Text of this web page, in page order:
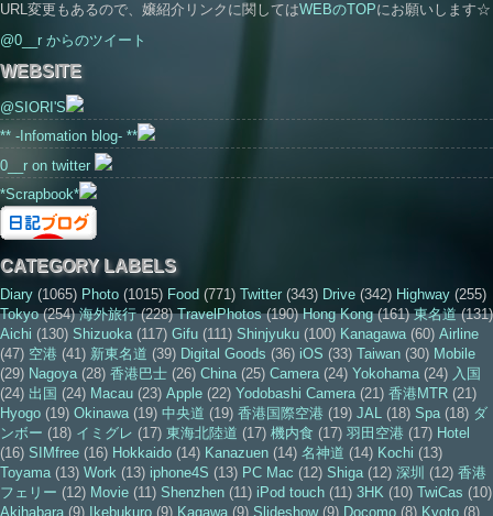
URL変更もあるので、嬢紹介リンクに関してはWEBのTOPにお願いします☆
@0__r からのツイート
WEBSITE
@SIORI'S
** -Infomation blog- **
0__r on twitter
*Scrapbook*
CATEGORY LABELS
Diary (1065) Photo (1015) Food (771) Twitter (343) Drive (342) Highway (255)
Tokyo (254) 海外旅行 (228) TravelPhotos (190) Hong Kong (161) 東名道 (131)
Aichi (130) Shizuoka (117) Gifu (111) Shinjyuku (100) Kanagawa (60) Airline
(47) 空港 (41) 新東名道 (39) Digital Goods (36) iOS (33) Taiwan (30) Mobile
(29) Nagoya (28) 香港巴士 (26) China (25) Camera (24) Yokohama (24) 入国
(24) 出国 (24) Macau (23) Apple (22) Yodobashi Camera (21) 香港MTR (21)
Hyogo (19) Okinawa (19) 中央道 (19) 香港国際空港 (19) JAL (18) Spa (18) ダ
ンボー (18) イミグレ (17) 東海北陸道 (17) 機内食 (17) 羽田空港 (17) Hotel
(16) SIMfree (16) Hokkaido (14) Kanazuen (14) 名神道 (14) Kochi (13)
Toyama (13) Work (13) iphone4S (13) PC Mac (12) Shiga (12) 深圳 (12) 香港
フェリー (12) Movie (11) Shenzhen (11) iPod touch (11) 3HK (10) TwiCas (10)
Akihabara (9) Ikebukuro (9) Kagawa (9) Slideshow (9) Docomo (8) Kyoto (8)